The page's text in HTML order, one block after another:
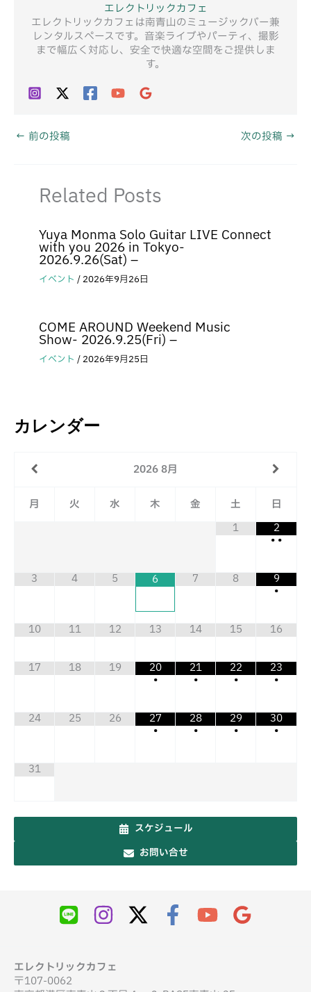
エレクトリックカフェ
エレクトリックカフェは南青山のミュージックバー兼
レンタルスペースです。音楽ライブやパーティ、撮影
まで幅広く対応し、安全で快適な空間をご提供しま
す。
← 前の投稿 次の投稿 →
Related Posts
Yuya Monma Solo Guitar LIVE Connect
with you 2026 in Tokyo-
2026.9.26(Sat) –
イベント / 2026年9月26日
COME AROUND Weekend Music
Show- 2026.9.25(Fri) –
イベント / 2026年9月25日
カレンダー
20268月
月 火 水 木 金 土
日
1
2
• •
3 4 5 6 7 8
9
•
10 11 12 13 14 15 16
17 18 19
20
•
21
•
22
•
23
•
24 25 26
27
•
28
•
29
•
30
•
31
スケジュール
お問い合せ
エレクトリックカフェ
〒107-0062